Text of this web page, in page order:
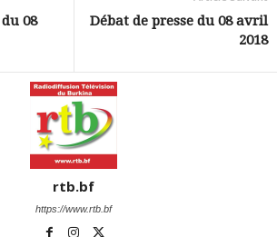
08
Débat de presse du 08 avril
2018
rtb.bf
https://www.rtb.bf